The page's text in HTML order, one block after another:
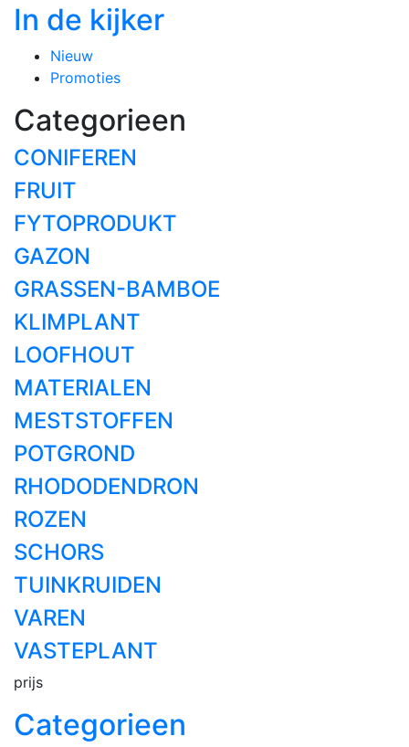
In de kijker
Nieuw
Promoties
Categorieen
CONIFEREN
FRUIT
FYTOPRODUKT
GAZON
GRASSEN-BAMBOE
KLIMPLANT
LOOFHOUT
MATERIALEN
MESTSTOFFEN
POTGROND
RHODODENDRON
ROZEN
SCHORS
TUINKRUIDEN
VAREN
VASTEPLANT
prijs
Categorieen